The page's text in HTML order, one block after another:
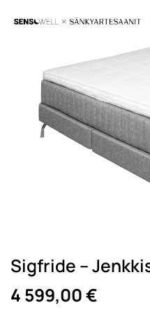
Sigfride –
4 599,00 €